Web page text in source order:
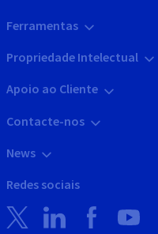
Ferramentas
Propriedade Intelectual
Apoio ao Cliente
Contacte-nos
News
Redes sociais